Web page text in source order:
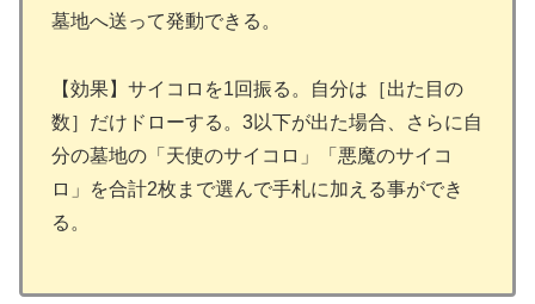
墓地へ送って発動できる。
【効果】サイコロを1回振る。自分は［出た目の
数］だけドローする。3以下が出た場合、さらに自
分の墓地の「天使のサイコロ」「悪魔のサイコ
ロ」を合計2枚まで選んで手札に加える事ができ
る。